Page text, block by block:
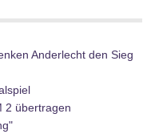
Anderlecht den Sieg
2 übertragen